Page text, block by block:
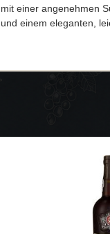
mit einer angenehmen
und einem eleganten,